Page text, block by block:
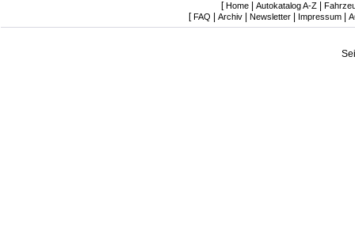
[ Home| Autokatalog A-Z|
[ FAQ Archiv Newsletter Impressum